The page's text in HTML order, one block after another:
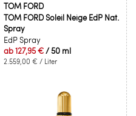
TOM FORD
TOM FORD Soleil Neige EdP Nat.
Spray
EdP Spray
ab127,95 €/ 50 ml
2.559,00 € / Liter